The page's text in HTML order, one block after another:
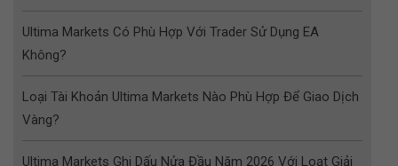
Ultima Markets Có Phù Hợp Với Trader Sử Dụng EA
Không?
Loại Tài Khoản Ultima Markets Nào Phù Hợp Để Giao Dịch
Vàng?
Ultima Markets Ghi Dấu Nửa Đầu Năm 2026 Với Loạt Giải